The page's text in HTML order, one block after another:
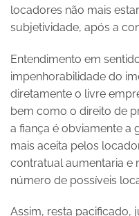
locadores não mais
subjetividade, após a
Entendimento em
impenhorabilidade do
diretamente o livre
bem como o direito de
a fiança é obviamente a
mais aceita pelos
contratual aumentaria e
número de possíveis
Assim, resta pacificado,